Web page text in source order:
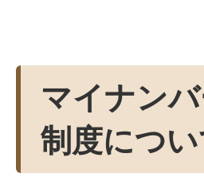
マイナン
制度につい